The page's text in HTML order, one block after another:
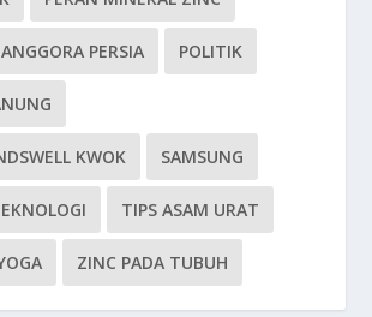
PERSIA POLITIK
KWOK SAMSUNG
TIPS ASAM URAT
ZINC PADA TUBUH